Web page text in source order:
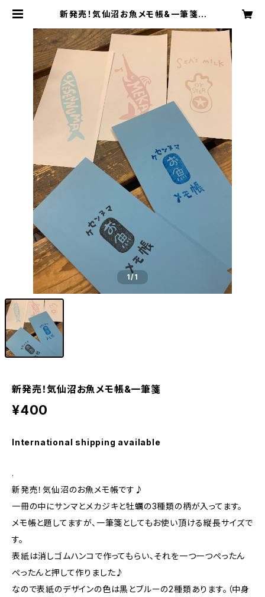
新発売！気仙沼お魚メモ帳&一筆箋 |
1/1
新発売！気仙沼お魚メモ帳&一筆箋
¥400
International shipping available
.
新発売！気仙沼のお魚メモ帳です♪
一冊の中にサンマとメカジキと牡蠣の3種類の柄が入ってます。
メモ帳と題してますが、一筆箋としてもお使い頂ける縦長サイズで
す。
表紙は消しゴムハンコで作ってもらい、それを一つ一つぺったん
ぺったんと押して作りました♪
なので表紙のデザインの色は黒とブルーの2種類あります。（中身